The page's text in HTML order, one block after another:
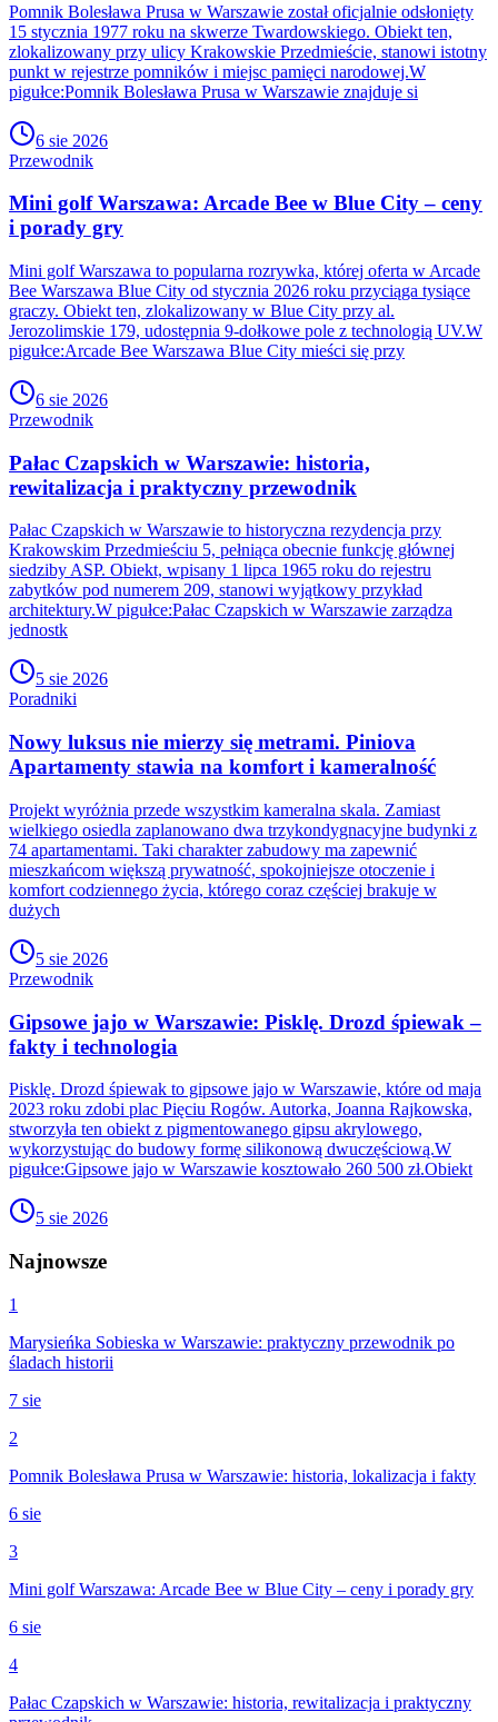
Pomnik Bolesława Prusa w Warszawie został oficjalnie odsłonięty
15 stycznia 1977 roku na skwerze Twardowskiego. Obiekt ten,
zlokalizowany przy ulicy Krakowskie Przedmieście, stanowi istotny
punkt w rejestrze pomników i miejsc pamięci narodowej.W
pigułce:Pomnik Bolesława Prusa w Warszawie znajduje si
6 sie 2026
Przewodnik
Mini golf Warszawa: Arcade Bee w Blue City – ceny
i porady gry
Mini golf Warszawa to popularna rozrywka, której oferta w Arcade
Bee Warszawa Blue City od stycznia 2026 roku przyciąga tysiące
graczy. Obiekt ten, zlokalizowany w Blue City przy al.
Jerozolimskie 179, udostępnia 9-dołkowe pole z technologią UV.W
pigułce:Arcade Bee Warszawa Blue City mieści się przy
6 sie 2026
Przewodnik
Pałac Czapskich w Warszawie: historia,
rewitalizacja i praktyczny przewodnik
Pałac Czapskich w Warszawie to historyczna rezydencja przy
Krakowskim Przedmieściu 5, pełniąca obecnie funkcję głównej
siedziby ASP. Obiekt, wpisany 1 lipca 1965 roku do rejestru
zabytków pod numerem 209, stanowi wyjątkowy przykład
architektury.W pigułce:Pałac Czapskich w Warszawie zarządza
jednostk
5 sie 2026
Poradniki
Nowy luksus nie mierzy się metrami. Piniova
Apartamenty stawia na komfort i kameralność
Projekt wyróżnia przede wszystkim kameralna skala. Zamiast
wielkiego osiedla zaplanowano dwa trzykondygnacyjne budynki z
74 apartamentami. Taki charakter zabudowy ma zapewnić
mieszkańcom większą prywatność, spokojniejsze otoczenie i
komfort codziennego życia, którego coraz częściej brakuje w
dużych
5 sie 2026
Przewodnik
Gipsowe jajo w Warszawie: Pisklę. Drozd śpiewak –
fakty i technologia
Pisklę. Drozd śpiewak to gipsowe jajo w Warszawie, które od maja
2023 roku zdobi plac Pięciu Rogów. Autorka, Joanna Rajkowska,
stworzyła ten obiekt z pigmentowanego gipsu akrylowego,
wykorzystując do budowy formę silikonową dwuczęściową.W
pigułce:Gipsowe jajo w Warszawie kosztowało 260 500 zł.Obiekt
5 sie 2026
Najnowsze
1
Marysieńka Sobieska w Warszawie: praktyczny przewodnik po
śladach historii
7 sie
2
Pomnik Bolesława Prusa w Warszawie: historia, lokalizacja i fakty
6 sie
3
Mini golf Warszawa: Arcade Bee w Blue City – ceny i porady gry
6 sie
4
Pałac Czapskich w Warszawie: historia, rewitalizacja i praktyczny